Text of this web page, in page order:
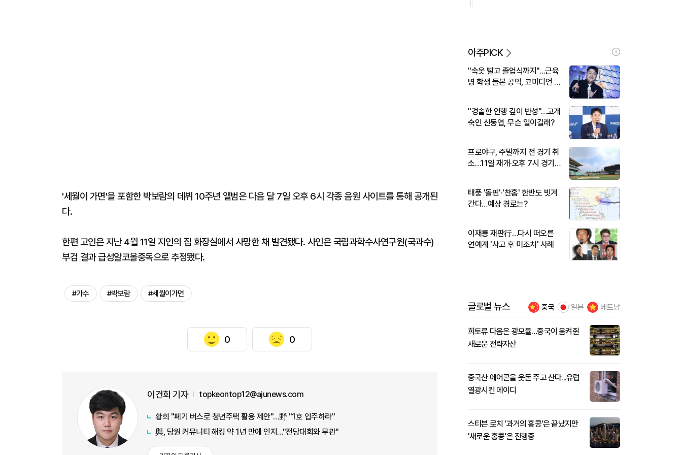
'세월이 가면'을 포함한 박보람의 데뷔 10주년 앨범은 다음 달 7일 오후 6시 각종 음원 사이트를 통해 공개된
다.
한편 고인은 지난 4월 11일 지인의 집 화장실에서 사망한 채 발견됐다. 사인은 국립과학수사연구원(국과수)
부검 결과 급성알코올중독으로 추정됐다.
#가수 #박보람 #세월이가면
0 0
이건희 기자 topkeontop12@ajunews.com
황희 "폐기 버스로 청년주택 활용 제안"…野 "1호 입주하라"
與, 당원 커뮤니티 해킹 약 1년 만에 인지…"전당대회와 무관"
아주PICK
"속옷 빨고 졸업식까지"…근육
병 학생 돌본 공익, 코미디언 김
"경솔한 언행 깊이 반성"…고개
숙인 신동엽, 무슨 일이길래?
프로야구, 주말까지 전 경기 취
소…11일 재개·오후 7시 경기
태풍 '돌핀'·'찬홈' 한반도 빗겨
간다…예상 경로는?
이재룡 재판行…다시 떠오른
연예계 '사고 후 미조치' 사례
글로벌 뉴스 중국 일본 베트남
희토류 다음은 광모듈…중국이 움켜쥔
새로운 전략자산
중국산 에어콘을 웃돈 주고 산다...유럽
열광시킨 메이디
스티븐 로치 '과거의 홍콩'은 끝났지만
'새로운 홍콩'은 진행중